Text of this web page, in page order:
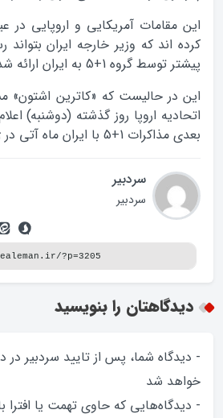
این مقامات آمریکایی و اروپایی در
کرده اند که وزیر خارجه ایران بتواند
پیشتر توسط گروه 1+5 به ایران ارائه شده است، پاسخ دهد.
این در حالیست که «کاترین
اتحادیه اروپا روز گذشته (دوشنبه)
بعدی مذاکرات 1+5 با ایران ماه آتی در ژنو از سر گرفته شود.
سردبیر
سردبیر
دیدگاهتان را بنویسید
- دیدگاه شما، پس از تایید سردبیر در
خواهد‌ شد
- دیدگاه‌هایی که حاوی تهمت یا افترا